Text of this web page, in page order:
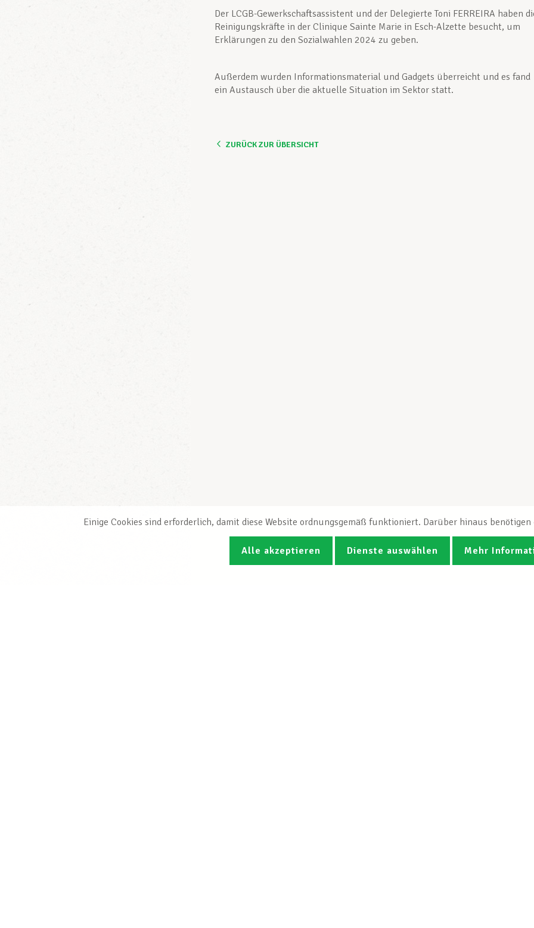
Der LCGB-Gewerkschaftsassistent und der Delegierte Toni FERREIRA haben
Reinigungskräfte in der Clinique Sainte Marie in Esch-Alzette besucht, um
Erklärungen zu den Sozialwahlen 2024 zu geben.
Außerdem wurden Informationsmaterial und Gadgets überreicht und es fand
ein Austausch über die aktuelle Situation im Sektor statt.
ZURÜCK ZUR ÜBERSICHT
Einige Cookies sind erforderlich, damit diese Website ordnungsgemäß funktioniert. Darüber hinaus
Alle akzeptieren Dienste auswählen Mehr